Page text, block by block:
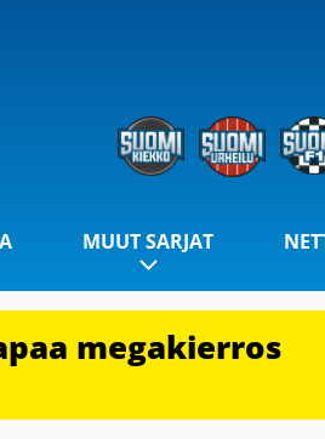
MUUT SARJAT
megakierros